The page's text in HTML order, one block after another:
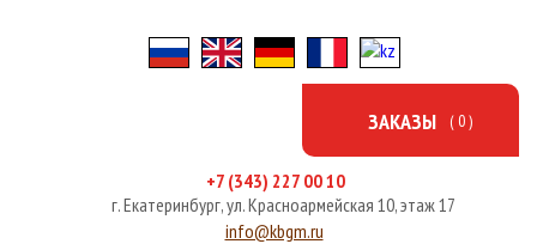
+7 (343) 227 00 10
г. Екатеринбург, ул. Красноармейская 10, этаж 17
info@kbgm.ru
ЗАКАЗЫ ( 0 )